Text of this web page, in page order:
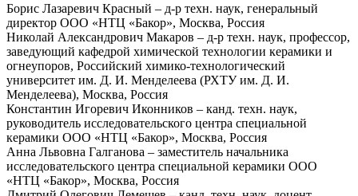
Борис Лазаревич Красный – д-р техн. наук, генеральный
директор ООО «НТЦ «Бакор», Москва, Россия
Николай Александрович Макаров – д-р техн. наук, профессор,
заведующий кафедрой химической технологии керамики и
огнеупоров, Российский химико-технологический
университет им. Д. И. Менделеева (РХТУ им. Д. И.
Менделеева), Москва, Россия
Константин Игоревич Иконников – канд. техн. наук,
руководитель исследовательского центра специальной
керамики ООО «НТЦ «Бакор», Москва, Россия
Анна Львовна Галганова – заместитель начальника
исследовательского центра специальной керамики ООО
«НТЦ «Бакор», Москва, Россия